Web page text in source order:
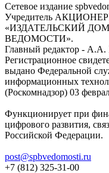
Сетевое издание
Учредитель
«ИЗДАТЕЛЬСКИЙ
ВЕДОМОСТИ».
Главный редактор - А.А.
Регистрационное
выдано Федеральной
информационных
(Роскомнадзор) 03
Функционирует при
цифрового развития,
Российской Федерации.
post@spbvedomosti.ru
+7 (812) 325-31-00